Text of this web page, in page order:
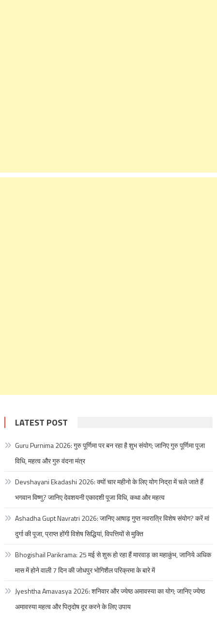
LATEST POST
Guru Purnima 2026: गुरु पूर्णिमा पर बन रहा है शुभ संयोग; जानिए गुरु पूर्णिमा पूजा
विधि, महत्व और गुरु वंदना मंत्र
Devshayani Ekadashi 2026: क्यों चार महीनो के लिए योग निद्रा में चले जाते हैं
भगवान विष्णु? जानिए देवशयनी एकादशी पूजा विधि, कथा और महत्व
Ashadha Gupt Navratri 2026: जानिए आषाढ़ गुप्त नवरात्रि विशेष संयोग? करें मां
दुर्गा की पूजा, प्राप्त होंगी विशेष सिद्धियां, विपत्तियों से मुक्ति
Bhogishail Parikrama: 25 मई से शुरू हो रहा हैं मारवाड़ का महाकुंभ, जानिये अधिक
मास में होने वाली 7 दिन की जोधपुर भोगिशैल परिक्रमा के बारे में
Jyeshtha Amavasya 2026: शनिवार और ज्येष्ठ अमावस्या का योग; जानिए ज्येष्ठ
अमावस्या महत्व और पितृदोष दूर करने के लिए उपाय